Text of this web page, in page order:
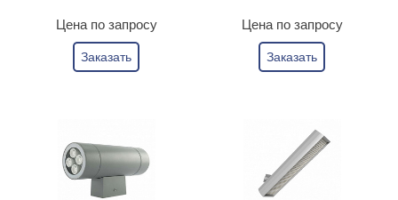
Цена по запросу
Заказать
Цена по запросу
Заказать